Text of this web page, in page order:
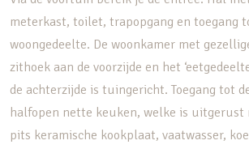
meterkast, toilet, trapopgang en toegang
woongedeelte. De woonkamer met
zithoek aan de voorzijde en het
de achterzijde is tuingericht. Toegang tot
halfopen nette keuken, welke is uitgerust
pits keramische kookplaat, vaatwasser,